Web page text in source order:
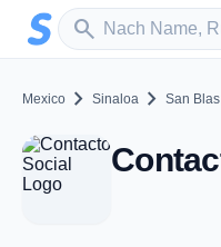
Zum Hauptinhalt springen
search
Sender suchen
Mexico chevron_right Sinaloa chevron_right San Blas